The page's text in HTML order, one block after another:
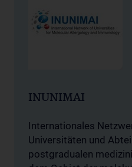
INUNIMAI
Internationales
Universitäten und
postgradualen